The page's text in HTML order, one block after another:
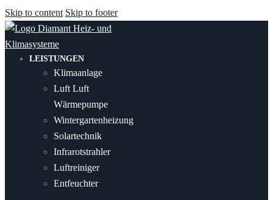
Skip to content Skip to footer
LEISTUNGEN
Klimaanlage
Luft Luft
Wärmepumpe
Wintergartenheizung
Solartechnik
Infrarotstrahler
Luftreiniger
Entfeuchter